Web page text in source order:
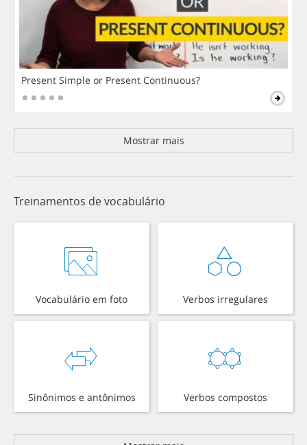
Present Simple or Present Continuous?
Mostrar mais
Treinamentos de vocabulário
Vocabulário em foto Verbos irregulares
Sinônimos e antônimos Verbos compostos